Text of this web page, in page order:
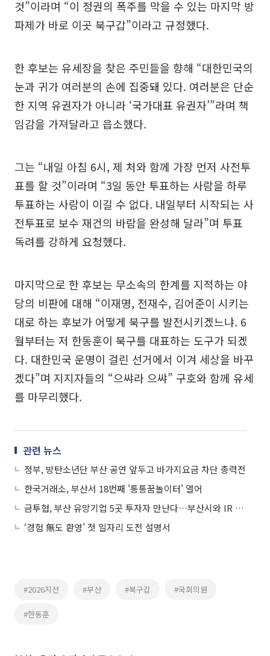
것”이라며 “이 정권의 폭주를 막을 수 있는 마지막 방
파제가 바로 이곳 북구갑”이라고 규정했다.
한 후보는 유세장을 찾은 주민들을 향해 “대한민국의
눈과 귀가 여러분의 손에 집중돼 있다. 여러분은 단순
한 지역 유권자가 아니라 ‘국가대표 유권자’”라며 책
임감을 가져달라고 읍소했다.
그는 “내일 아침 6시, 제 처와 함께 가장 먼저 사전투
표를 할 것”이라며 “3일 동안 투표하는 사람을 하루
투표하는 사람이 이길 수 없다. 내일부터 시작되는 사
전투표로 보수 재건의 바람을 완성해 달라”며 투표
독려를 강하게 요청했다.
마지막으로 한 후보는 무소속의 한계를 지적하는 야
당의 비판에 대해 “이재명, 전재수, 김어준이 시키는
대로 하는 후보가 어떻게 북구를 발전시키겠느냐. 6
월부터는 저 한동훈이 북구를 대표하는 도구가 되겠
다. 대한민국 운명이 걸린 선거에서 이겨 세상을 바꾸
겠다”며 지지자들의 “으쌰라 으쌰” 구호와 함께 유세
를 마무리했다.
관련 뉴스
정부, 방탄소년단 부산 공연 앞두고 바가지요금 차단 총력전
한국거래소, 부산서 18번째 '통통꿈놀이터' 열어
금투협, 부산 유망기업 5곳 투자자 만난다…부산시와 IR 행사 개최
‘경험 無도 환영’ 첫 일자리 도전 설명서
#2026지선 #부산 #북구갑 #국회의원
#한동훈